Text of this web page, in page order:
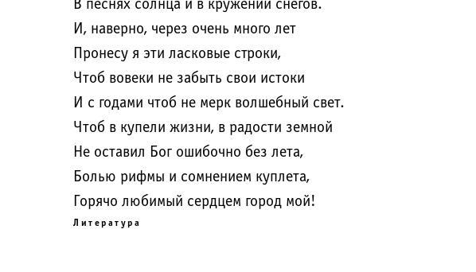
В песнях солнца и в кружении снегов.
И, наверно, через очень много лет
Пронесу я эти ласковые строки,
Чтоб вовеки не забыть свои истоки
И с годами чтоб не мерк волшебный свет.
Чтоб в купели жизни, в радости земной
Не оставил Бог ошибочно без лета,
Болью рифмы и сомнением куплета,
Горячо любимый сердцем город мой!
Литература